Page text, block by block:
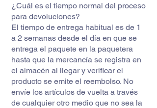
¿Cuál es el tiempo normal del proceso
para devoluciones?
El tiempo de entrega habitual es de 1
a 2 semanas desde el día en que se
entrega el paquete en la paquetera
hasta que la mercancía se registra en
el almacén al llegar y verificar el
producto se emite el reembolso. No
envíe los artículos de vuelta a través
de cualquier otro medio que no sea la